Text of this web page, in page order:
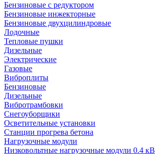
Бензиновые с редуктором
Бензиновые инжекторные
Бензиновые двухцилиндровые
Лодочные
Тепловые пушки
Дизельные
Электрические
Газовые
Виброплиты
Бензиновые
Дизельные
Вибротрамбовки
Снегоуборщики
Осветительные установки
Станции прогрева бетона
Нагрузочные модули
Низковольтные нагрузочные модули 0.4 кВ